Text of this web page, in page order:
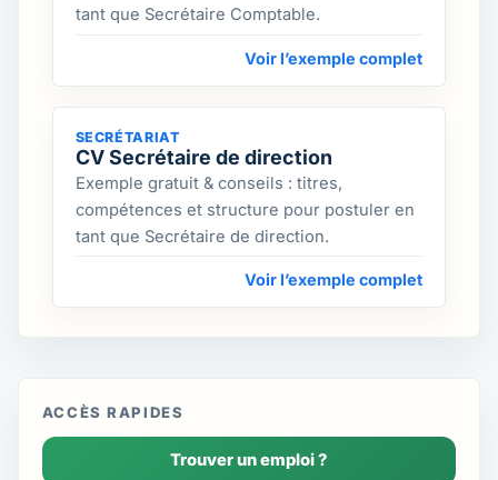
tant que Secrétaire Comptable.
Voir l’exemple complet
SECRÉTARIAT
CV Secrétaire de direction
Exemple gratuit & conseils : titres,
compétences et structure pour postuler en
tant que Secrétaire de direction.
Voir l’exemple complet
ACCÈS RAPIDES
Trouver un emploi ?